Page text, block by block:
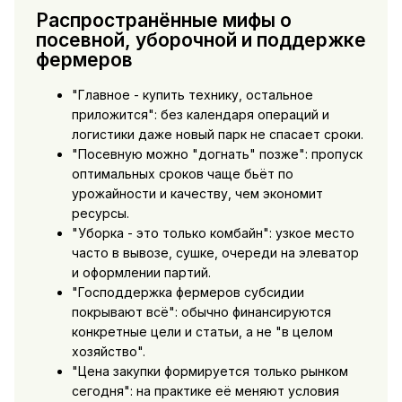
Распространённые мифы о
посевной, уборочной и поддержке
фермеров
"Главное - купить технику, остальное
приложится": без календаря операций и
логистики даже новый парк не спасает сроки.
"Посевную можно "догнать" позже": пропуск
оптимальных сроков чаще бьёт по
урожайности и качеству, чем экономит
ресурсы.
"Уборка - это только комбайн": узкое место
часто в вывозе, сушке, очереди на элеватор
и оформлении партий.
"Господдержка фермеров субсидии
покрывают всё": обычно финансируются
конкретные цели и статьи, а не "в целом
хозяйство".
"Цена закупки формируется только рынком
сегодня": на практике её меняют условия